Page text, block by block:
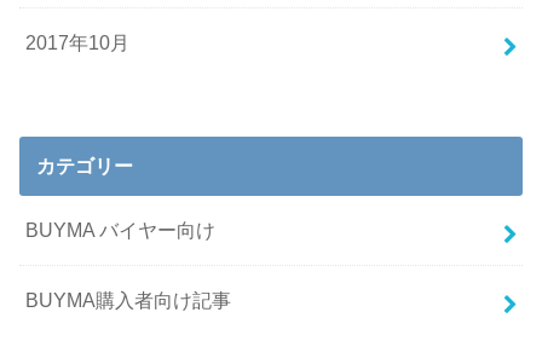
2017年10月
カテゴリー
BUYMA バイヤー向け
BUYMA購入者向け記事